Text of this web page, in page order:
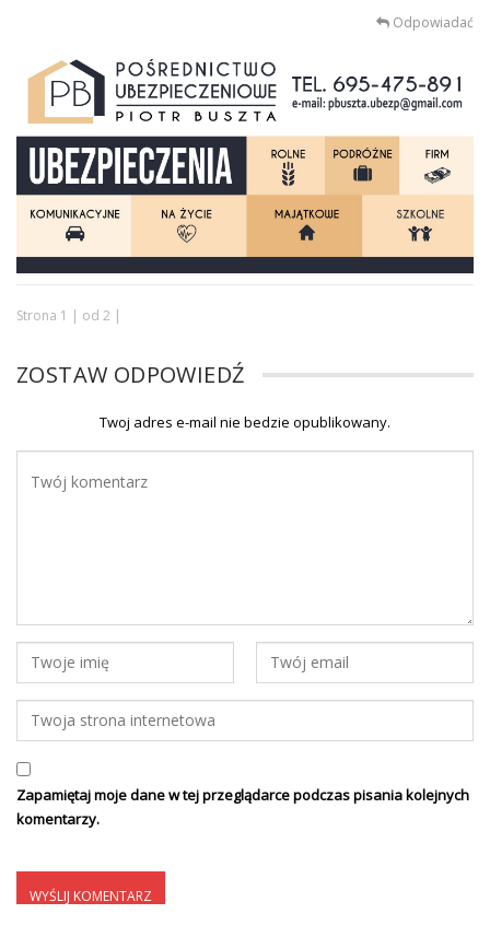
Odpowiadać
Strona 1 | od 2 |
ZOSTAW ODPOWIEDŹ
Twoj adres e-mail nie bedzie opublikowany.
Zapamiętaj moje dane w tej przeglądarce podczas pisania kolejnych
komentarzy.